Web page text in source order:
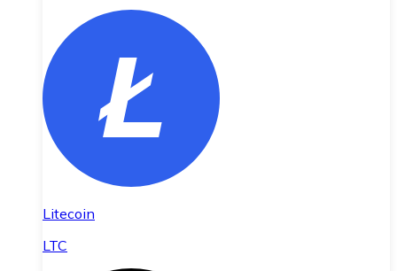
Litecoin
LTC